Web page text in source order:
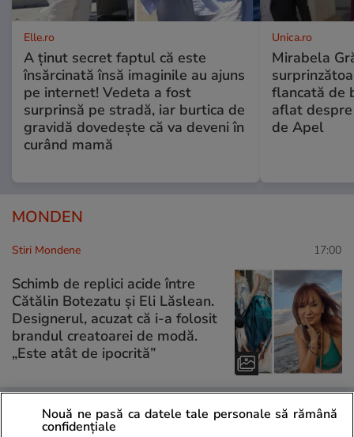
Elle.ro
A ținut secret faptul că este
însărcinată însă imaginile au ajuns
pe internet! Vedeta a fost
surprinsă pe stradă, iar burtica de
gravidă dovedește că va deveni în
curând mamă
Unica.ro
Mirabela
flancată de
aflat
de Apel
MONDEN
Stiri Mondene 17:00
Schimb de replici acide între
Cătălin Botezatu și Eli Lăslean.
Designerul, acuzat că i-a folosit
brandul creatoarei de modă.
„Este atât de ipocrită”
Stiri Mondene 15:43
Nouă ne pasă ca datele tale personale să rămână
confidențiale